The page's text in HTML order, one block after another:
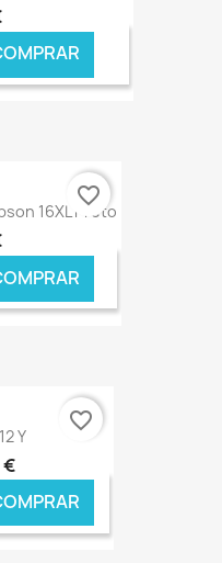
€ ONLINE
16XL Preto
€ ONLINE
favorite_border
Y
€
favorite_border